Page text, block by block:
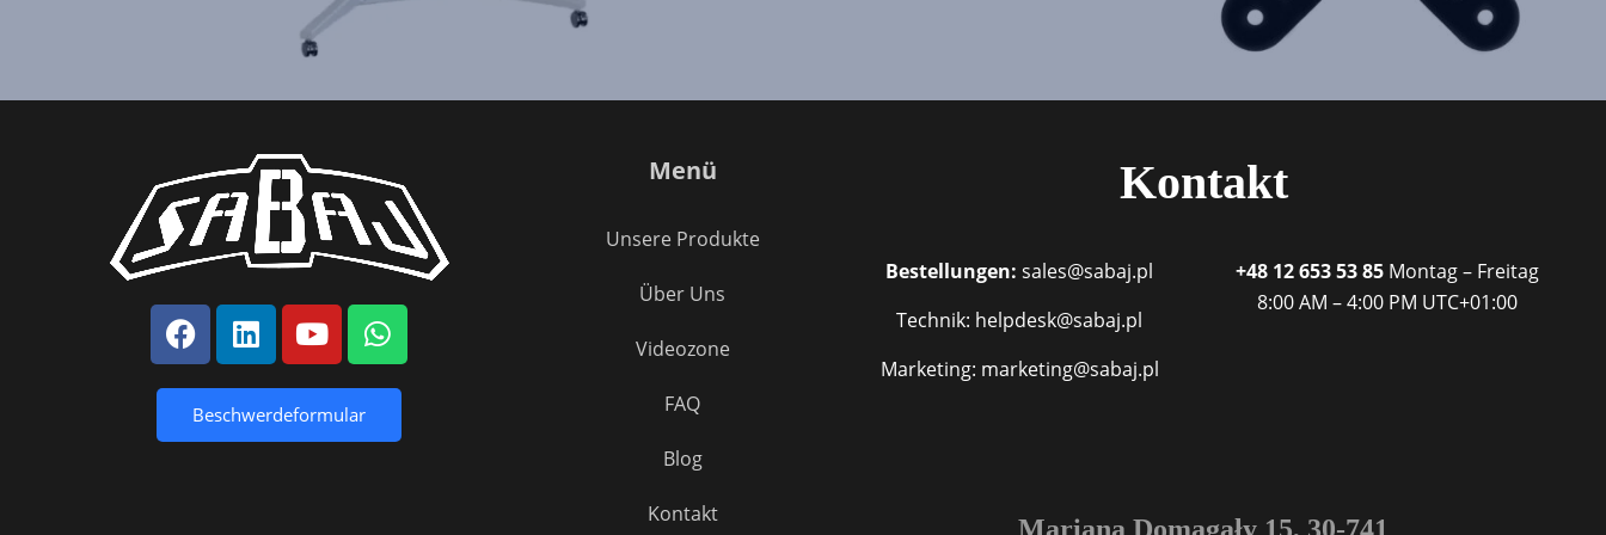
Beschwerdeformular
Menü
Unsere Produkte
Über Uns
Videozone
FAQ
Blog
Kontakt
Kontakt
Bestellungen: sales@sabaj.pl
Technik: helpdesk@sabaj.pl
Marketing: marketing@sabaj.pl
+48 12 653 53 85 Montag – Freitag
8:00 AM – 4:00 PM UTC+01:00
Mariana Domagały 15, 30-741